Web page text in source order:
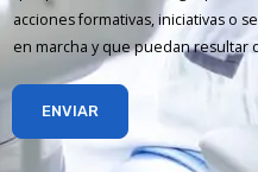
acciones formativas, iniciativas o
en marcha y que puedan resultar
ENVIAR